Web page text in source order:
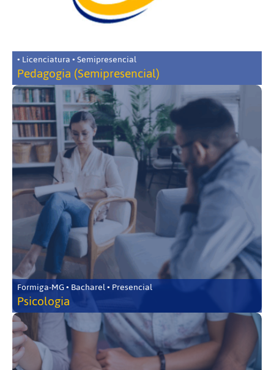
• Licenciatura • Semipresencial
Pedagogia (Semipresencial)
Formiga-MG • Bacharel • Presencial
Psicologia